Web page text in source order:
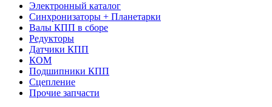
Электронный каталог
Синхронизаторы + Планетарки
Валы КПП в сборе
Редукторы
Датчики КПП
КОМ
Подшипники КПП
Сцепление
Прочие запчасти